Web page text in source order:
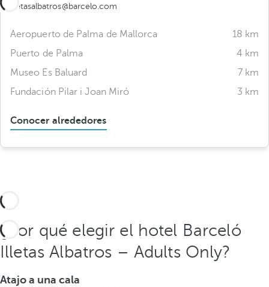
illetasalbatros@barcelo.com
Aeropuerto de Palma de Mallorca
18 km
Puerto de Palma
4 km
Museo Es Baluard
7 km
Fundación Pilar i Joan Miró
3 km
Conocer alrededores
¿Por qué elegir el hotel Barceló
Illetas Albatros – Adults Only?
Atajo a una cala